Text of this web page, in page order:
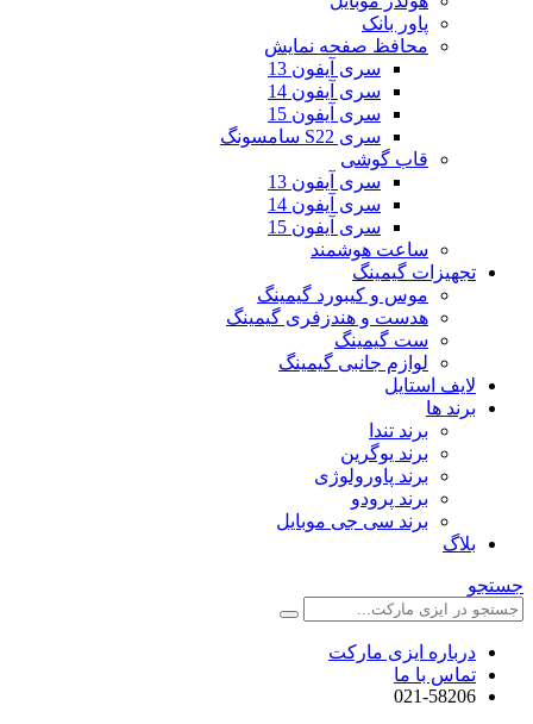
پاور بانک
محافظ صفحه نمایش
سری آیفون 13
سری آیفون 14
سری آیفون 15
سری S22 سامسونگ
قاب گوشی
سری آیفون 13
سری آیفون 14
سری آیفون 15
ساعت هوشمند
تجهیزات گیمینگ
موس و کیبورد گیمینگ
هدست و هندزفری گیمینگ
ست گیمینگ
لوازم جانبی گیمینگ
لایف استایل
برند ها
برند تندا
برند یوگرین
برند پاورولوژی
برند پرودو
برند سی جی موبایل
بلاگ
جستجو
درباره ایزی مارکت
تماس با ما
021-58206